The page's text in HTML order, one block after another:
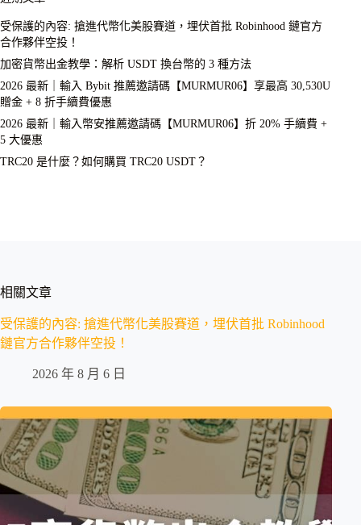
受保護的內容: 搶進代幣化美股賽道，埋伏首批 Robinhood 鏈官方
合作夥伴空投！
加密貨幣出金教學：解析 USDT 換台幣的 3 種方法
2026 最新｜輸入 Bybit 推薦邀請碼【MURMUR06】享最高 30,530U
贈金 + 8 折手續費優惠
2026 最新｜輸入幣安推薦邀請碼【MURMUR06】折 20% 手續費 +
5 大優惠
TRC20 是什麼？如何購買 TRC20 USDT？
相關文章
受保護的內容: 搶進代幣化美股賽道，埋伏首批 Robinhood
鏈官方合作夥伴空投！
2026 年 8 月 6 日